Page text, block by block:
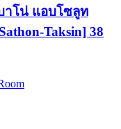
าโน่ แอบโซลูท
Taksin] 38